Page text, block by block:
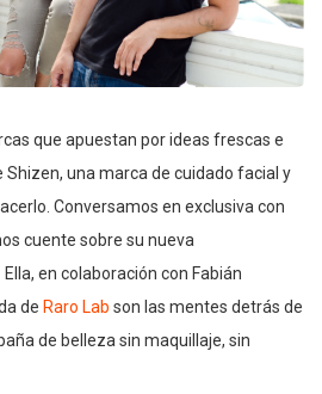
que apuestan por ideas frescas e
Shizen, una marca de cuidado facial y
Conversamos en exclusiva con
cuente sobre su nueva
. Ella, en colaboración con Fabián
de Raro Lab son las mentes detrás de
de belleza sin maquillaje, sin